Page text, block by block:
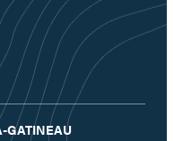
GATINEAU